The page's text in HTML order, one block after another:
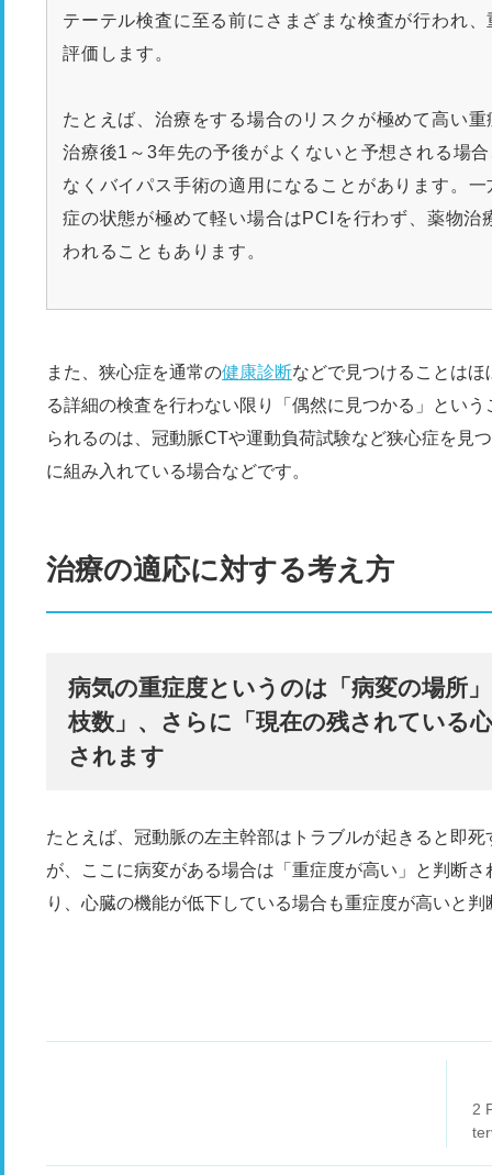
テーテル検査に至る前にさまざまな検査が行われ、
評価します。
たとえば、治療をする場合のリスクが極めて高い重
治療後1～3年先の予後がよくないと予想される場
なくバイパス手術の適用になることがあります。一
症の状態が極めて軽い場合はPCIを行わず、薬物治
われることもあります。
また、狭心症を通常の健康診断などで見つけることは
る詳細の検査を行わない限り「偶然に見つかる」とい
られるのは、冠動脈CTや運動負荷試験など狭心症を見
に組み入れている場合などです。
治療の適応に対する考え方
病気の重症度というのは「病変の場所
枝数」、さらに「現在の残されている
されます
たとえば、冠動脈の左主幹部はトラブルが起きると即
が、ここに病変がある場合は「重症度が高い」と判断
り、心臓の機能が低下している場合も重症度が高いと判
2